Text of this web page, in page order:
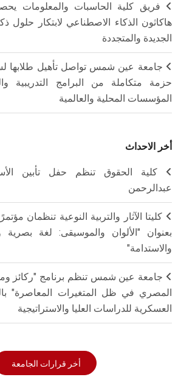
فريق كلية الحاسبات والمعلومات
هاكاثون الذكاء الاصطناعي لابتكار حلول
الجديدة والمتجددة
جامعة عين شمس تواصل تأهيل طلابها
حزمة متكاملة من البرامج التدريبية
المؤسسات المحلية والعالمية
أخر الاحداث
كلية الحقوق تنظم حفل تأبين
عبدالرحمن
كليتا الآثار والتربية النوعية تنظمان
بعنوان "الألوان والموسيقى: لغة
والاستدامة"
جامعة عين شمس تنظم برنامج "ركائز
المصري في ظل المتغيرات المعاصرة"
العسكرية للدراسات العليا والاستراتيجية
أخر قرارات الجامعة